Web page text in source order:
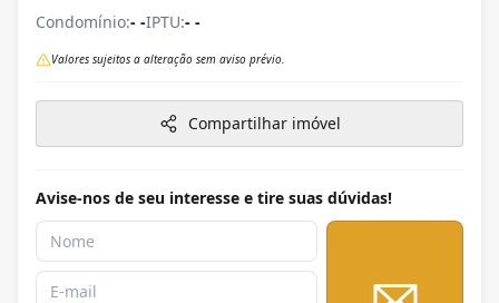
Condomínio:- -IPTU:- -
Valores sujeitos a alteração sem aviso prévio.
Compartilhar imóvel
Avise-nos de seu interesse e tire suas dúvidas!